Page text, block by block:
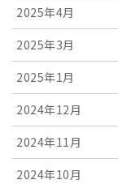
2025年4月
2025年3月
2025年1月
2024年12月
2024年11月
2024年10月